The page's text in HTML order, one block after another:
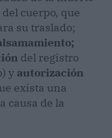
cuerpo, que
su traslado;
del registro
y autorización
exista una
causa de la